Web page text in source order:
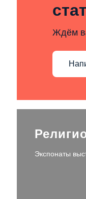
Ждём
Экспонаты